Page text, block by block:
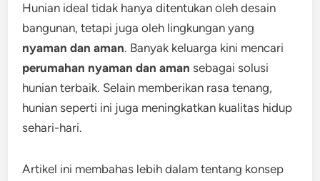
Hunian ideal tidak hanya ditentukan oleh desain
bangunan, tetapi juga oleh lingkungan yang
nyaman dan aman. Banyak keluarga kini mencari
perumahan nyaman dan aman sebagai solusi
hunian terbaik. Selain memberikan rasa tenang,
hunian seperti ini juga meningkatkan kualitas hidup
sehari-hari.
Artikel ini membahas lebih dalam tentang konsep